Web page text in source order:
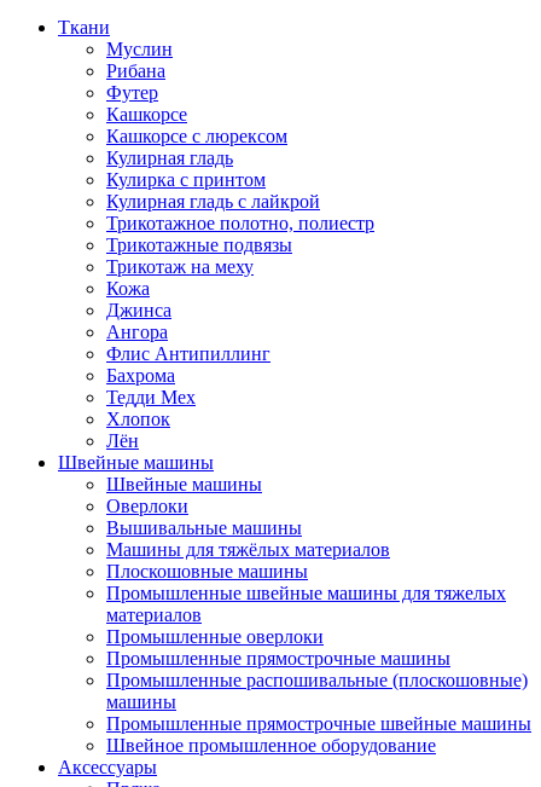
Ткани
Муслин
Рибана
Футер
Кашкорсе
Кашкорсе с люрексом
Кулирная гладь
Кулирка с принтом
Кулирная гладь с лайкрой
Трикотажное полотно, полиестр
Трикотажные подвязы
Трикотаж на меху
Кожа
Джинса
Ангора
Флис Антипиллинг
Бахрома
Тедди Мех
Хлопок
Лён
Швейные машины
Швейные машины
Оверлоки
Вышивальные машины
Машины для тяжёлых материалов
Плоскошовные машины
Промышленные швейные машины для тяжелых
материалов
Промышленные оверлоки
Промышленные прямострочные машины
Промышленные распошивальные (плоскошовные)
машины
Промышленные прямострочные швейные машины
Швейное промышленное оборудование
Аксессуары